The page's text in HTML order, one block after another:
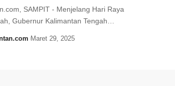
SAMPIT - Menjelang Hari Raya
Gubernur Kalimantan Tengah…
Maret 29, 2025